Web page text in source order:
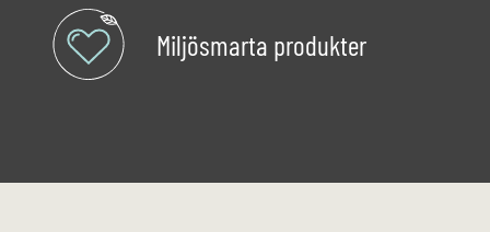
Miljösmarta produkter